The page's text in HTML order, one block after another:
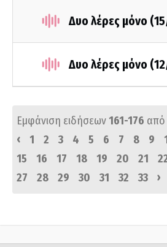
Δυο λέρες μόνο
Δυο λέρες μόνο
Εμφάνιση ειδήσεων161-176 από
‹
1 2 3 4 5 6 7 8 9
15
16 17 18 19 20 21
27
28 29 30 31 32 33 ›